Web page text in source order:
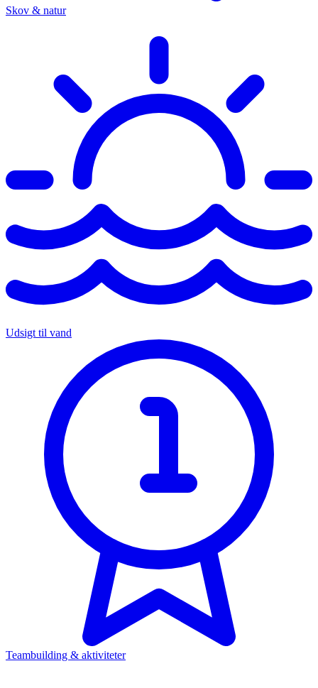
Skov & natur
Udsigt til vand
Teambuilding & aktiviteter